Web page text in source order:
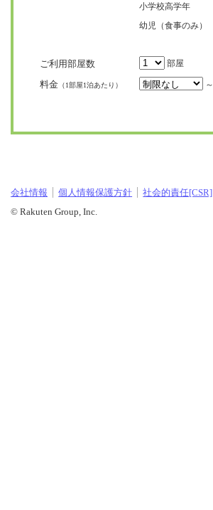
小学校高学年
幼児（食事のみ）
ご利用部屋数 部屋
料金 （1部屋1泊あたり） ～
会社情報 個人情報保護方針 社会的責任[CSR]
© Rakuten Group, Inc.